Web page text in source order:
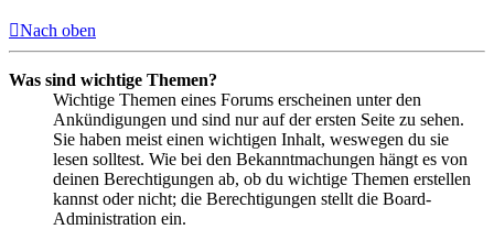
Nach oben
Was sind wichtige Themen?
Wichtige Themen eines Forums erscheinen unter den
Ankündigungen und sind nur auf der ersten Seite zu sehen.
Sie haben meist einen wichtigen Inhalt, weswegen du sie
lesen solltest. Wie bei den Bekanntmachungen hängt es von
deinen Berechtigungen ab, ob du wichtige Themen erstellen
kannst oder nicht; die Berechtigungen stellt die Board-
Administration ein.